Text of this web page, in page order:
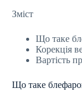
Зміст
Що таке
Корекція
Вартість
Що таке